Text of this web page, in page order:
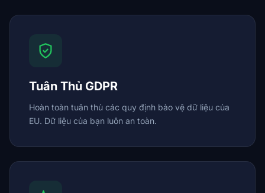
Tuân Thủ GDPR
Hoàn toàn tuân thủ các quy định bảo vệ dữ liệu của
EU. Dữ liệu của bạn luôn an toàn.